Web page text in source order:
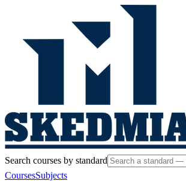
Search courses by standard
CoursesSubjects